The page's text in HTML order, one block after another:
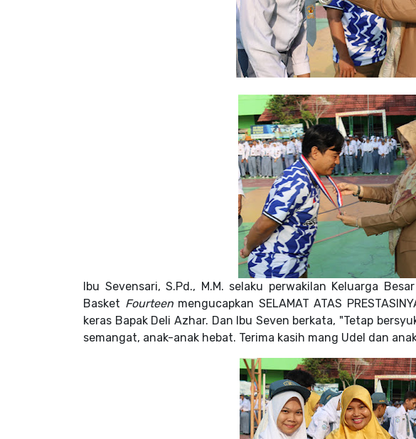
Ibu Sevensari, S.Pd., M.M. selaku perwakilan Keluarga
Basket Fourteen mengucapkan SELAMAT ATAS
keras Bapak Deli Azhar. Dan Ibu Seven berkata, "Tetap
semangat, anak-anak hebat. Terima kasih mang Udel dan